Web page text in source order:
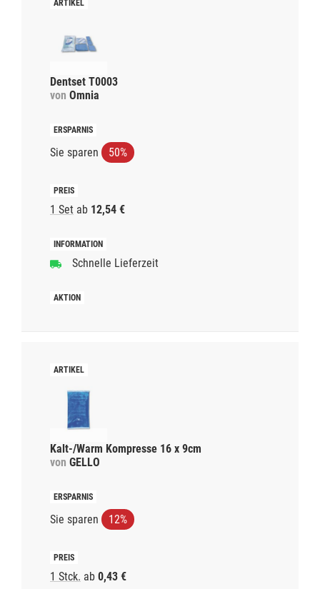
Dentset T0003
von Omnia
Sie sparen 50%
1 Set ab 12,54 €
Schnelle Lieferzeit
Kalt-/Warm Kompresse 16 x 9cm
von GELLO
Sie sparen 12%
1 Stck. ab 0,43 €